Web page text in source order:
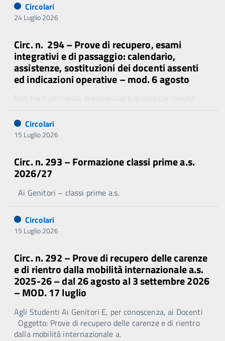
Circolari
24 Luglio 2026
Circ. n. 294 – Prove di recupero, esami
integrativi e di passaggio: calendario,
assistenze, sostituzioni dei docenti assenti
ed indicazioni operative – mod. 6 agosto
Circolari
15 Luglio 2026
Circ. n. 293 – Formazione classi prime a.s.
2026/27
Ai Genitori – classi prime a.s.
Circolari
15 Luglio 2026
Circ. n. 292 – Prove di recupero delle carenze
e di rientro dalla mobilità internazionale a.s.
2025-26 – dal 26 agosto al 3 settembre 2026
– MOD. 17 luglio
Agli Studenti Ai Genitori E, per conoscenza, ai Docenti
Oggetto: Prove di recupero delle carenze e di rientro
dalla mobilità internazionale a.